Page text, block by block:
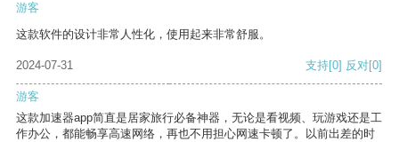
游客
这款软件的设计非常人性化，使用起来非常舒服。
2024-07-31 支持[0] 反对[0]
游客
这款加速器app简直是居家旅行必备神器，无论是看视频、玩游戏还是工
作办公，都能畅享高速网络，再也不用担心网速卡顿了。以前出差的时